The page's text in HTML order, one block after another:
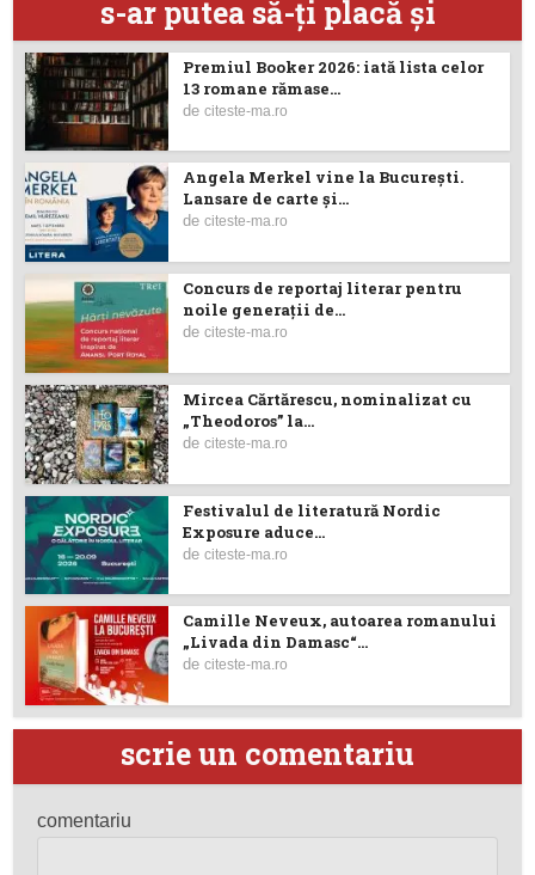
s-ar putea să-ţi placă şi
Premiul Booker 2026: iată lista celor
13 romane rămase...
deciteste-ma.ro
Angela Merkel vine la București.
Lansare de carte şi...
deciteste-ma.ro
Concurs de reportaj literar pentru
noile generații de...
deciteste-ma.ro
Mircea Cărtărescu, nominalizat cu
„Theodoros” la...
deciteste-ma.ro
Festivalul de literatură Nordic
Exposure aduce...
deciteste-ma.ro
Camille Neveux, autoarea romanului
„Livada din Damasc“...
deciteste-ma.ro
scrie un comentariu
comentariu